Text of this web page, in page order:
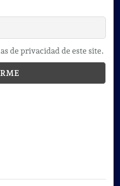
de privacidad de este site.